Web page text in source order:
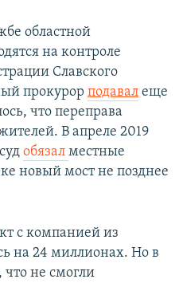
областной
на контроле
Славского
прокурор подавал еще
что переправа
В апреле 2019
обязал местные
новый мост не позднее
с компанией из
на 24 миллионах. Но в
что не смогли